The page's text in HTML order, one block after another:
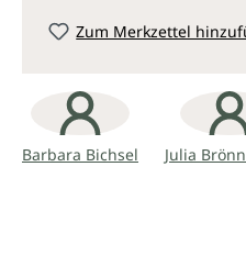
Zum Merkzettel
Barbara Bichsel Julia